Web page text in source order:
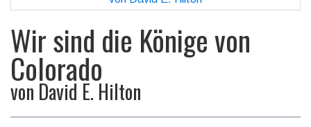
Wir sind die Könige von
Colorado
von David E. Hilton